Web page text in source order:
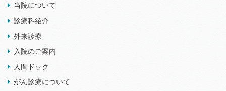
当院について
診療科紹介
外来診療
入院のご案内
人間ドック
がん診療について